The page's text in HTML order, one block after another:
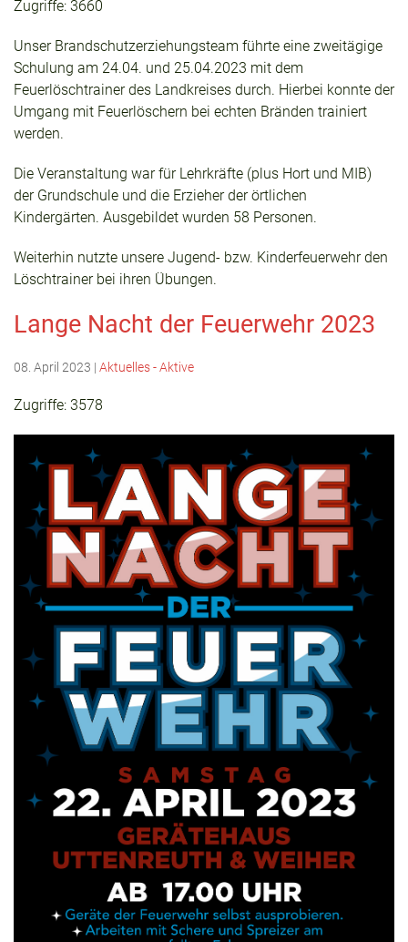
Zugriffe: 3660
Unser Brandschutzerziehungsteam führte eine zweitägige
Schulung am 24.04. und 25.04.2023 mit dem
Feuerlöschtrainer des Landkreises durch. Hierbei konnte der
Umgang mit Feuerlöschern bei echten Bränden trainiert
werden.
Die Veranstaltung war für Lehrkräfte (plus Hort und MIB)
der Grundschule und die Erzieher der örtlichen
Kindergärten. Ausgebildet wurden 58 Personen.
Weiterhin nutzte unsere Jugend- bzw. Kinderfeuerwehr den
Löschtrainer bei ihren Übungen.
Lange Nacht der Feuerwehr 2023
08. April 2023 | Aktuelles - Aktive
Zugriffe: 3578